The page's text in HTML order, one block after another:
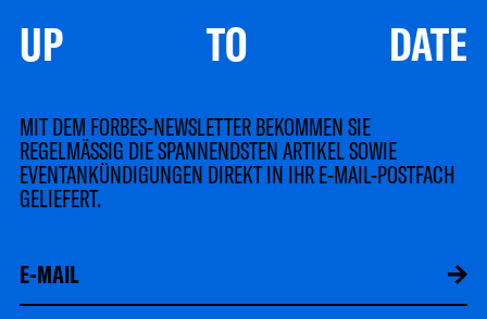
UP TO DATE
MIT DEM FORBES-NEWSLETTER BEKOMMEN SIE
REGELMÄSSIG DIE SPANNENDSTEN ARTIKEL SOWIE
EVENTANKÜNDIGUNGEN DIREKT IN IHR E-MAIL-POSTFACH
GELIEFERT.